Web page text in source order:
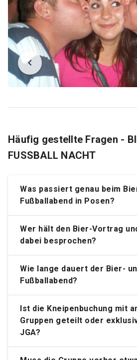
Häufig gestellte Fragen -
FUSSBALL NACHT
Was passiert genau beim
Fußballabend in Posen?
Wer hält den Bier-Vortrag
dabei besprochen?
Wie lange dauert der Bier-
Fußballabend?
Ist die Kneipenbuchung mit
Gruppen geteilt oder
JGA?